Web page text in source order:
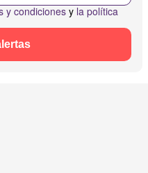
y condiciones y la política